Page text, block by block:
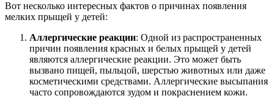
Вот несколько интересных фактов о причинах появления
мелких прыщей у детей:
Аллергические реакции: Одной из распространенных
причин появления красных и белых прыщей у детей
являются аллергические реакции. Это может быть
вызвано пищей, пыльцой, шерстью животных или даже
косметическими средствами. Аллергические высыпания
часто сопровождаются зудом и покраснением кожи.